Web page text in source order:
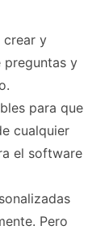
crear y
preguntas y
para que
cualquier
el software
Pero